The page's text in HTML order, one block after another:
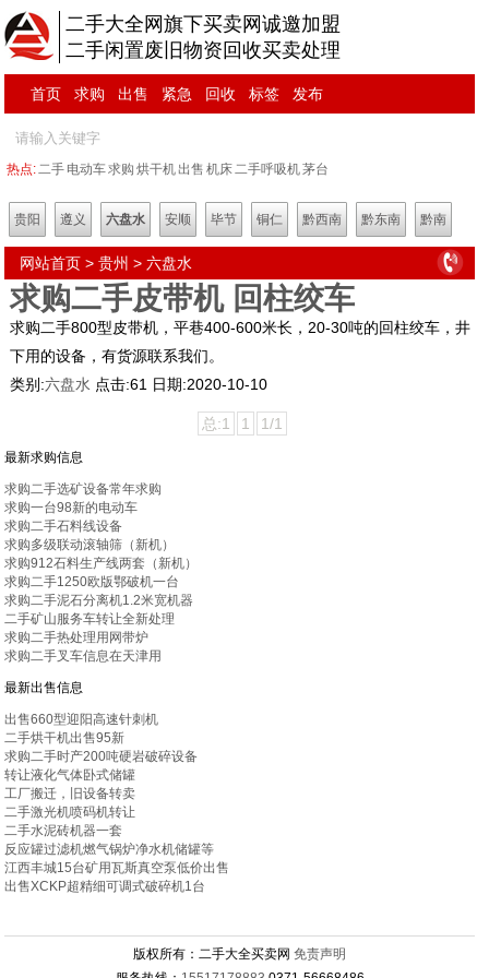
二手大全网旗下买卖网诚邀加盟
二手闲置废旧物资回收买卖处理
首页 求购 出售 紧急 回收 标签 发布
热点:二手 电动车求购 烘干机出售 机床二手呼吸机茅台
贵阳 遵义 六盘水 安顺 毕节 铜仁 黔西南 黔东南 黔南
网站首页 >贵州 >六盘水
求购二手皮带机 回柱绞车
求购二手800型皮带机，平巷400-600米长，20-30吨的回柱绞车，井
下用的设备，有货源联系我们。
类别:六盘水 点击:61 日期:2020-10-10
总:1 1 1/1
最新求购信息
求购二手选矿设备常年求购
求购一台98新的电动车
求购二手石料线设备
求购多级联动滚轴筛（新机）
求购912石料生产线两套（新机）
求购二手1250欧版鄂破机一台
求购二手泥石分离机1.2米宽机器
二手矿山服务车转让全新处理
求购二手热处理用网带炉
求购二手叉车信息在天津用
最新出售信息
出售660型迎阳高速针刺机
二手烘干机出售95新
求购二手时产200吨硬岩破碎设备
转让液化气体卧式储罐
工厂搬迁，旧设备转卖
二手激光机喷码机转让
二手水泥砖机器一套
反应罐过滤机燃气锅炉净水机储罐等
江西丰城15台矿用瓦斯真空泵低价出售
出售XCKP超精细可调式破碎机1台
版权所有：二手大全买卖网免责声明